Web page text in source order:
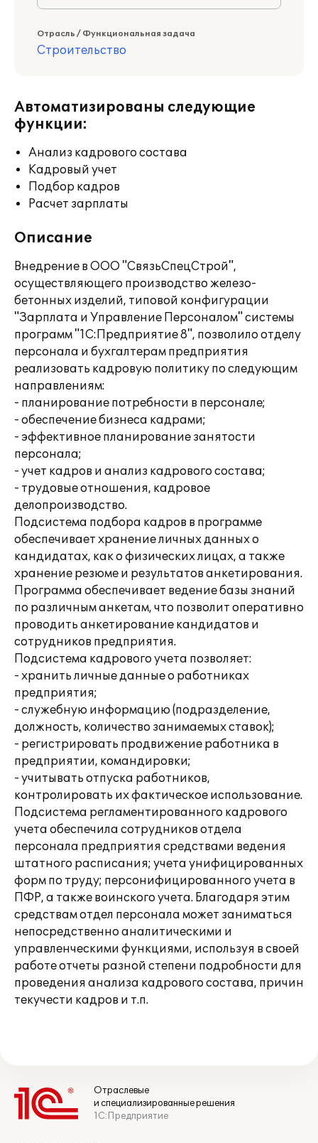
Отрасль / Функциональная задача
Строительство
Автоматизированы следующие
функции:
Анализ кадрового состава
Кадровый учет
Подбор кадров
Расчет зарплаты
Описание
Внедрение в ООО "СвязьСпецСтрой",
осуществляющего производство железо-
бетонных изделий, типовой конфигурации
"Зарплата и Управление Персоналом" системы
программ "1С:Предприятие 8", позволило отделу
персонала и бухгалтерам предприятия
реализовать кадровую политику по следующим
направлениям:
- планирование потребности в персонале;
- обеспечение бизнеса кадрами;
- эффективное планирование занятости
персонала;
- учет кадров и анализ кадрового состава;
- трудовые отношения, кадровое
делопроизводство.
Подсистема подбора кадров в программе
обеспечивает хранение личных данных о
кандидатах, как о физических лицах, а также
хранение резюме и результатов анкетирования.
Программа обеспечивает ведение базы знаний
по различным анкетам, что позволит оперативно
проводить анкетирование кандидатов и
сотрудников предприятия.
Подсистема кадрового учета позволяет:
- хранить личные данные о работниках
предприятия;
- служебную информацию (подразделение,
должность, количество занимаемых ставок);
- регистрировать продвижение работника в
предприятии, командировки;
- учитывать отпуска работников,
контролировать их фактическое использование.
Подсистема регламентированного кадрового
учета обеспечила сотрудников отдела
персонала предприятия средствами ведения
штатного расписания; учета унифицированных
форм по труду; персонифицированного учета в
ПФР, а также воинского учета. Благодаря этим
средствам отдел персонала может заниматься
непосредственно аналитическими и
управленческими функциями, используя в своей
работе отчеты разной степени подробности для
проведения анализа кадрового состава, причин
текучести кадров и т.п.
Отраслевые
и специализированные решения
1С:Предприятие